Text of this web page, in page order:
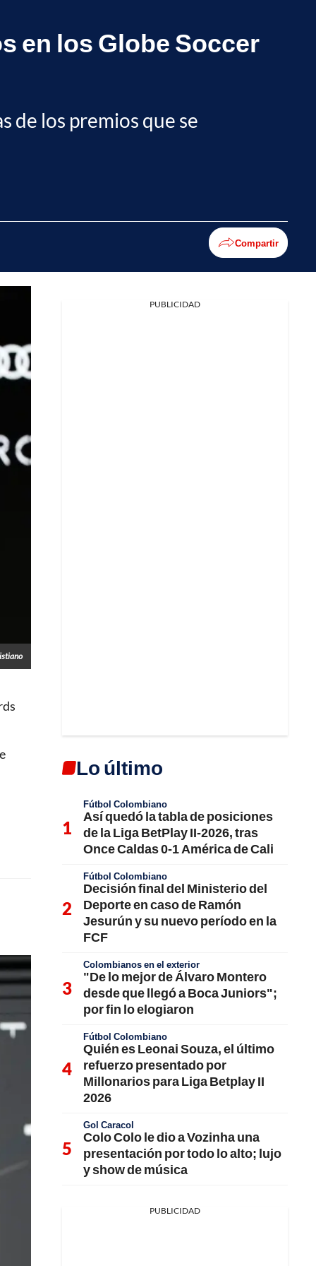
en los Globe Soccer
de los premios que se
Compartir
PUBLICIDAD
Lo último
Fútbol Colombiano
Así quedó la tabla de posiciones
de la Liga BetPlay II-2026, tras
Once Caldas 0-1 América de Cali
Fútbol Colombiano
Decisión final del Ministerio del
Deporte en caso de Ramón
Jesurún y su nuevo período en la
FCF
Colombianos en el exterior
"De lo mejor de Álvaro Montero
desde que llegó a Boca Juniors";
por fin lo elogiaron
Fútbol Colombiano
Quién es Leonai Souza, el último
refuerzo presentado por
Millonarios para Liga Betplay II
2026
Gol Caracol
Colo Colo le dio a Vozinha una
presentación por todo lo alto; lujo
y show de música
PUBLICIDAD